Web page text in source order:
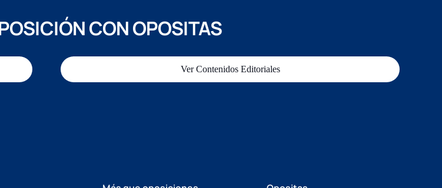
CON OPOSITAS
Ver Contenidos Editoriales